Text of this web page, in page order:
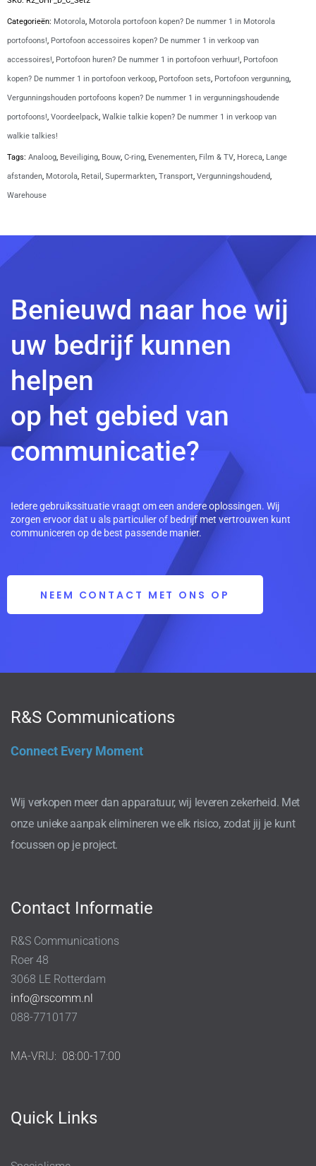
oortjes
R2
Categorieën: Motorola, Motorola portofoon kopen? De nummer 1 in Motorola
portofoons!, Portofoon accessoires kopen? De nummer 1 in verkoop van
accessoires!, Portofoon huren? De nummer 1 in portofoon verhuur!, Portofoon
kopen? De nummer 1 in portofoon verkoop, Portofoon sets, Portofoon vergunning,
Vergunningshouden portofoons kopen? De nummer 1 in vergunningshoudende
portofoons!, Voordeelpack, Walkie talkie kopen? De nummer 1 in verkoop van
walkie talkies!
Tags: Analoog, Beveiliging, Bouw, C-ring, Evenementen, Film & TV, Horeca, Lange
afstanden, Motorola, Retail , Supermarkten, Transport, Vergunningshoudend,
Warehouse
Benieuwd naar hoe wij
uw bedrijf kunnen
helpen
op het gebied van
communicatie?
Iedere gebruikssituatie vraagt om een andere oplossingen. Wij
zorgen ervoor dat u als particulier of bedrijf met vertrouwen kunt
communiceren op de best passende manier.
NEEM CONTACT MET ONS OP
R&S Communications
Connect Every Moment
Wij verkopen meer dan apparatuur, wij leveren zekerheid. Met
onze unieke aanpak elimineren we elk risico, zodat jij je kunt
focussen op je project.
Contact Informatie
R&S Communications
Roer 48
3068 LE Rotterdam
info@rscomm.nl
088-7710177
MA-VRIJ: 08:00-17:00
Quick Links